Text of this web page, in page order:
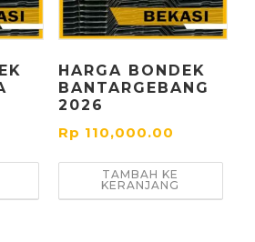
HARGA BONDEK
BANTARGEBANG
2026
Rp 110,000.00
TAMBAH KE
KERANJANG